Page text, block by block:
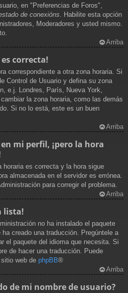
en "Preferencias de Foros",
de conexións. Habilite esta opción
Moderadores y usted mismo.
Arriba
correcta!
correspondiente a otra zona horaria. Si
Control de Usuario y defina su zona
e.j. Londres, París, Nueva York,
la zona horaria, como las demás
Si no lo está, este es un buen
Arriba
mi perfil, ¡pero la hora
horaria es correcta y la hora sigue
almacenada en el servidor es errónea.
para corregir el problema.
Arriba
lista!
no ha instalado el paquete
creado una traducción. Pregúntele a
el paquete del idioma que necesita. Si
de hacer una traducción. Puede
web de phpBB®
Arriba
de mi nombre de usuario?